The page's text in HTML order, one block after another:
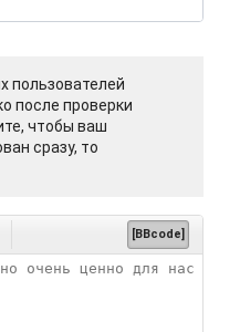
пользователей
после проверки
чтобы ваш
сразу, то
[BBcode]